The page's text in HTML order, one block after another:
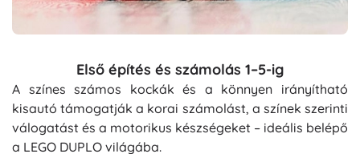
Első építés és számolás 1–5-ig
A színes számos kockák és a könnyen irányítható
kisautó támogatják a korai számolást, a színek szerinti
válogatást és a motorikus készségeket – ideális belépő
a LEGO DUPLO világába.